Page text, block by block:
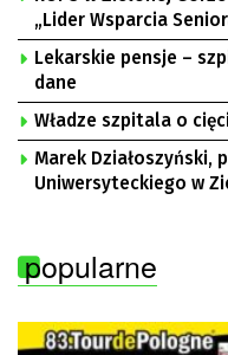
„Lider Wsparcia
Lekarskie pensje –
dane
Władze szpitala o
Marek Działoszyński,
Uniwersyteckiego w
popularne